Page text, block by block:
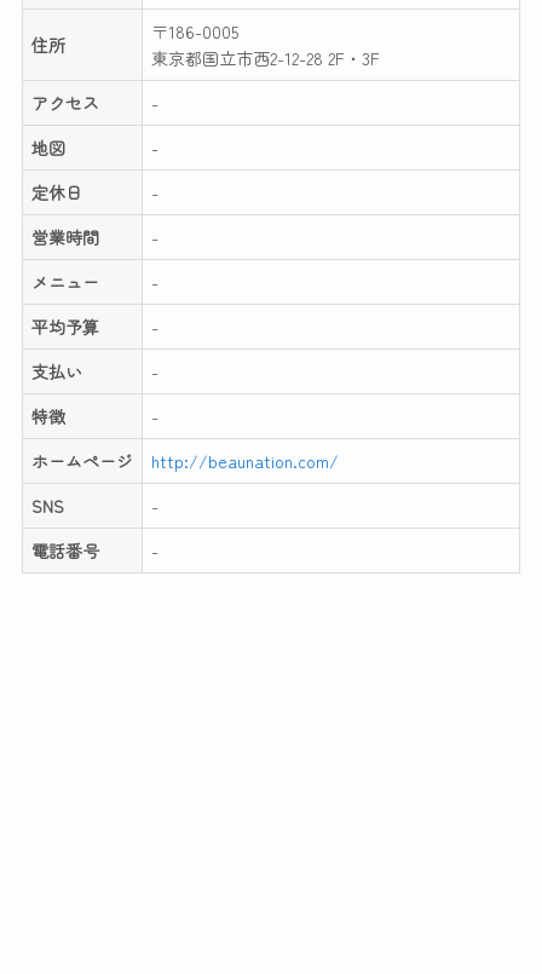
住所
〒186-0005
東京都国立市西2-12-28 2F・3F
アクセス
-
地図
-
定休日
-
営業時間
-
メニュー
-
平均予算
-
支払い
-
特徴
-
ホームページ
http://beaunation.com/
SNS
-
電話番号
-